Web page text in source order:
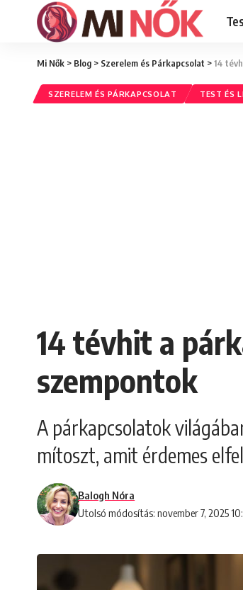
Mi Nők > Blog > Szerelem és Párkapcsolat >14
SZERELEM ÉS PÁRKAPCSOLAT TEST ÉS
14 tévhit a
szempontok
A párkapcsolatok
mítoszt, amit érdemes
Utolsó módosítás: november 7, 2025
Balogh Nóra